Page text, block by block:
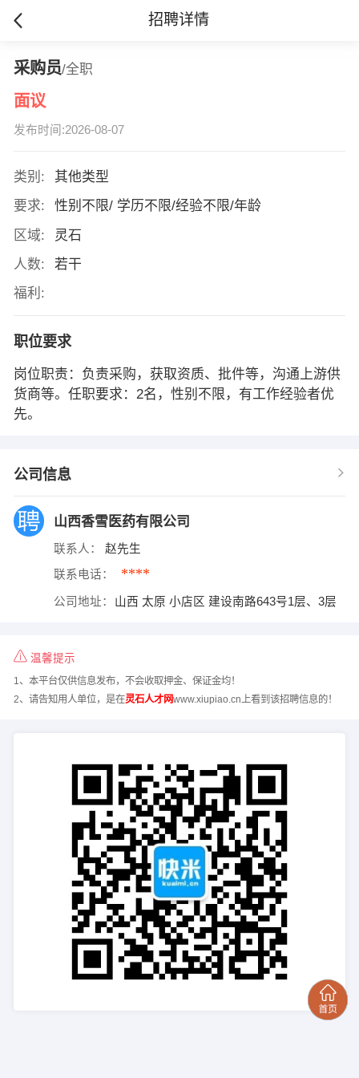
招聘详情
采购员/全职
面议
发布时间:2026-08-07
类别:
其他类型
要求:
性别不限/ 学历不限/经验不限/年龄
区域:
灵石
人数:
若干
福利:
职位要求
岗位职责：负责采购，获取资质、批件等，沟通上游供
货商等。任职要求：2名，性别不限，有工作经验者优
先。
公司信息
山西香雪医药有限公司
联系人： 赵先生
联系电话： ****
公司地址： 山西 太原 小店区 建设南路643号1层、3层
温馨提示
1、本平台仅供信息发布，不会收取押金、保证金均！
2、请告知用人单位，是在灵石人才网www.xiupiao.cn上看到该招聘信息的！